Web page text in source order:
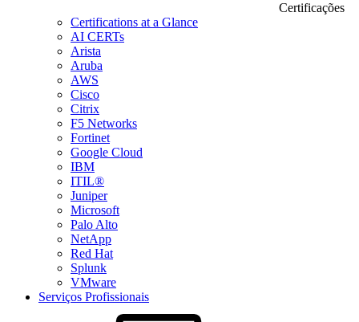
Certificações
Certifications at a Glance
AI CERTs
Arista
Aruba
AWS
Cisco
Citrix
F5 Networks
Fortinet
Google Cloud
IBM
ITIL®
Juniper
Microsoft
Palo Alto
NetApp
Red Hat
Splunk
VMware
Serviços Profissionais